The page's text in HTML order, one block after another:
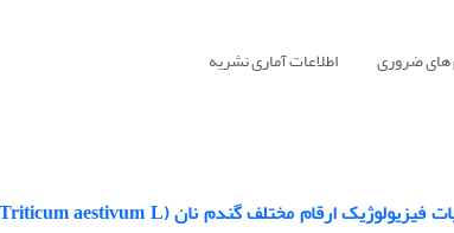
ضروری اطلاعات آماری نشریه